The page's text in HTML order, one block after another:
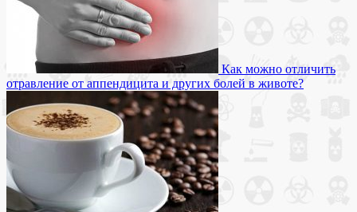
Как можно отличить
отравление от аппендицита и других болей в животе?